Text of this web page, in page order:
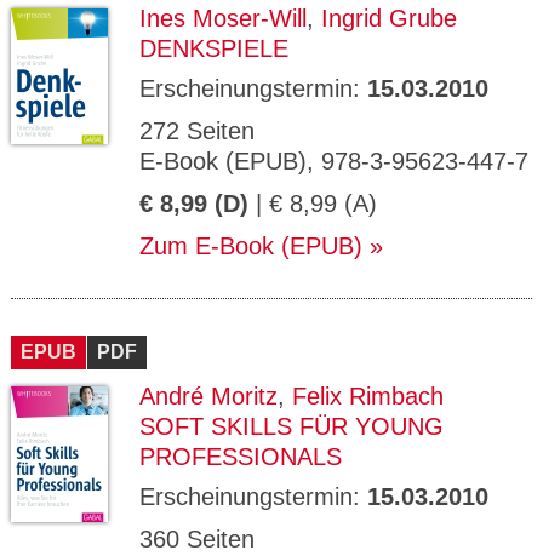
Ines Moser-Will , Ingrid Grube
DENKSPIELE
Erscheinungstermin: 15.03.2010
272 Seiten
E-Book (EPUB), 978-3-95623-447-7
€ 8,99 (D) | € 8,99 (A)
Zum E-Book (EPUB)
EPUB PDF
André Moritz, Felix Rimbach
SOFT SKILLS FÜR YOUNG
PROFESSIONALS
Erscheinungstermin: 15.03.2010
360 Seiten